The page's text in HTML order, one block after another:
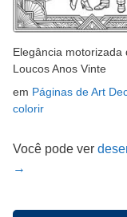
Elegância motorizada
Loucos Anos Vinte
em Páginas de Art
colorir
Você pode ver
→